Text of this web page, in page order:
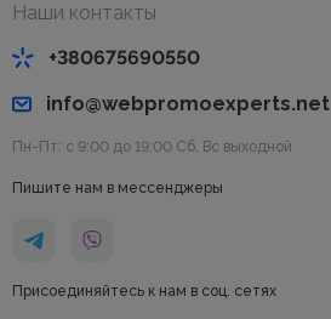
Наши контакты
+380675690550
info@webpromoexperts.net
Пн-Пт: с 9:00 до 19:00 Cб, Вс выходной
Пишите нам в мессенджеры
Присоединяйтесь к нам в соц. сетях